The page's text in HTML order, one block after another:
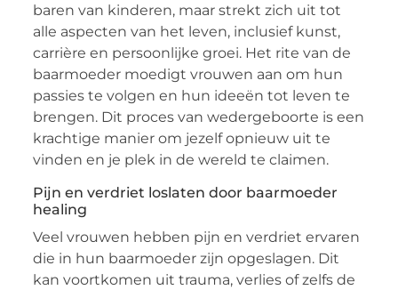
baren van kinderen, maar strekt zich uit tot
alle aspecten van het leven, inclusief kunst,
carrière en persoonlijke groei. Het rite van de
baarmoeder moedigt vrouwen aan om hun
passies te volgen en hun ideeën tot leven te
brengen. Dit proces van wedergeboorte is een
krachtige manier om jezelf opnieuw uit te
vinden en je plek in de wereld te claimen.
Pijn en verdriet loslaten door baarmoeder
healing
Veel vrouwen hebben pijn en verdriet ervaren
die in hun baarmoeder zijn opgeslagen. Dit
kan voortkomen uit trauma, verlies of zelfs de